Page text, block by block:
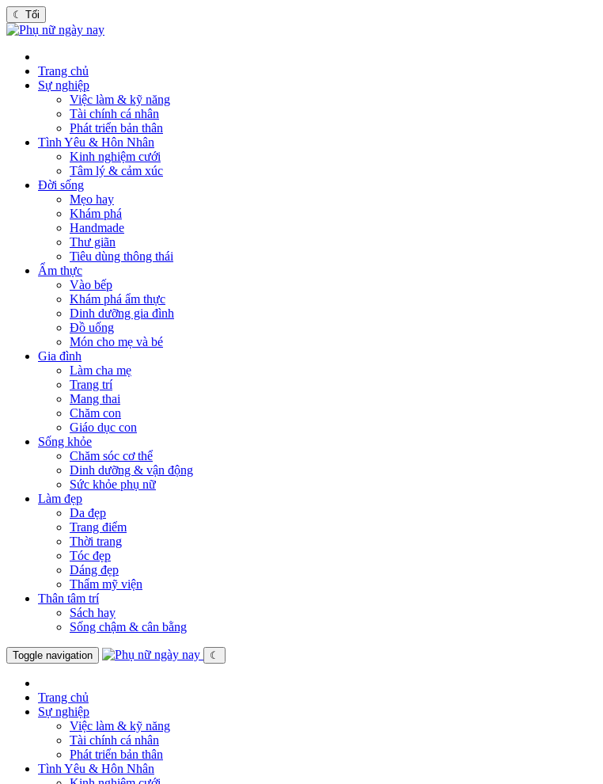
☾ Tối
Trang chủ
Sự nghiệp
Việc làm & kỹ năng
Tài chính cá nhân
Phát triển bản thân
Tình Yêu & Hôn Nhân
Kinh nghiệm cưới
Tâm lý & cảm xúc
Đời sống
Mẹo hay
Khám phá
Handmade
Thư giãn
Tiêu dùng thông thái
Ẩm thực
Vào bếp
Khám phá ẩm thực
Dinh dưỡng gia đình
Đồ uống
Món cho mẹ và bé
Gia đình
Làm cha mẹ
Trang trí
Mang thai
Chăm con
Giáo dục con
Sống khỏe
Chăm sóc cơ thể
Dinh dưỡng & vận động
Sức khỏe phụ nữ
Làm đẹp
Da đẹp
Trang điểm
Thời trang
Tóc đẹp
Dáng đẹp
Thẩm mỹ viện
Thân tâm trí
Sách hay
Sống chậm & cân bằng
Toggle navigation ☾
Trang chủ
Sự nghiệp
Việc làm & kỹ năng
Tài chính cá nhân
Phát triển bản thân
Tình Yêu & Hôn Nhân